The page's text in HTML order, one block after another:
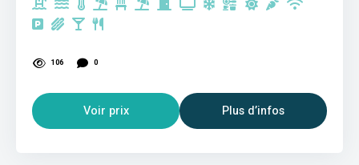
106 0
Voir prix Plus d’infos